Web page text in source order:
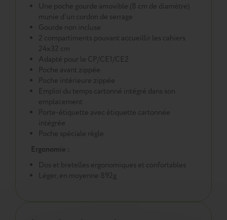
Une poche gourde amovible (8 cm de diamètre)
munie d'un cordon de serrage
Gourde non incluse
2 compartiments pouvant accueillir les cahiers
24x32 cm
Adapté pour le CP/CE1/CE2
Poche avant zippée
Poche intérieure zippée
Emploi du temps cartonné intégré dans son
emplacement
Porte-étiquette avec étiquette cartonnée
intégrée
Poche spéciale règle
Ergonomie :
Dos et bretelles ergonomiques et confortables
Léger, en moyenne 892g